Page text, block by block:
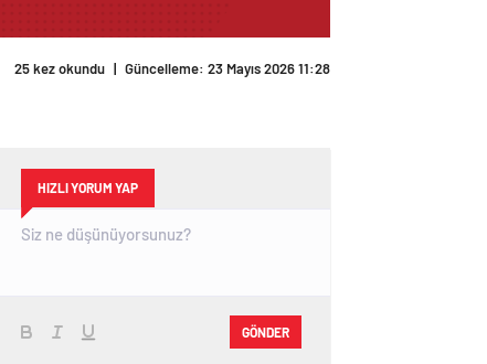
25 kez okundu | Güncelleme: 23 Mayıs 2026 11:28
HIZLI YORUM YAP
GÖNDER